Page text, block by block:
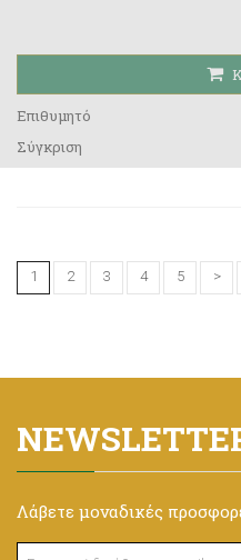
Επιθυμητό
Σύγκριση
1 2 3 4 5 >
Λάβετε μοναδικές